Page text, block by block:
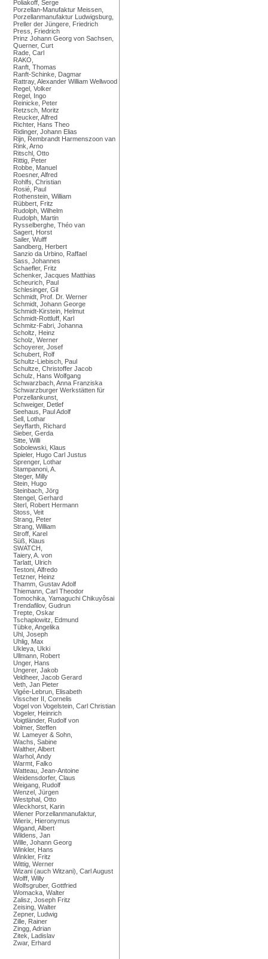
Poliakoff, Serge
Porzellan-Manufaktur Meissen,
Porzellanmanufaktur Ludwigsburg,
Preller der Jüngere, Friedrich
Press, Friedrich
Prinz Johann Georg von Sachsen,
Querner, Curt
Rade, Carl
RAKO,
Ranft, Thomas
Ranft-Schinke, Dagmar
Rattray, Alexander William Wellwood
Regel, Volker
Regel, Ingo
Reinicke, Peter
Retzsch, Moritz
Reucker, Alfred
Richter, Hans Theo
Ridinger, Johann Elias
Rijn, Rembrandt Harmenszoon van
Rink, Arno
Ritschl, Otto
Rittig, Peter
Robbe, Manuel
Roesner, Alfred
Rohlfs, Christian
Rosié, Paul
Rothenstein, William
Rübbert, Fritz
Rudolph, Wilhelm
Rudolph, Martin
Rysselberghe, Théo van
Sagert, Horst
Sailer, Wulff
Sandberg, Herbert
Sanzio da Urbino, Raffael
Sass, Johannes
Schaefler, Fritz
Schenker, Jacques Matthias
Scheurich, Paul
Schlesinger, Gil
Schmidt, Prof. Dr. Werner
Schmidt, Johann George
Schmidt-Kirstein, Helmut
Schmidt-Rottluff, Karl
Schmitz-Fabri, Johanna
Scholtz, Heinz
Scholz, Werner
Schoyerer, Josef
Schubert, Rolf
Schultz-Liebisch, Paul
Schultze, Christoffer Jacob
Schulz, Hans Wolfgang
Schwarzbach, Anna Franziska
Schwarzburger Werkstätten für
Porzellankunst,
Schweiger, Detlef
Seehaus, Paul Adolf
Sell, Lothar
Seyffarth, Richard
Sieber, Gerda
Sitte, Willi
Sobolewski, Klaus
Spieler, Hugo Carl Justus
Sprenger, Lothar
Stampanoni, A.
Steger, Milly
Stein, Hugo
Steinbach, Jörg
Stengel, Gerhard
Sterl, Robert Hermann
Stoss, Veit
Strang, Peter
Strang, William
Stroff, Karel
Süß, Klaus
SWATCH,
Taiery, A. von
Tarlatt, Ulrich
Testoni, Alfredo
Tetzner, Heinz
Thamm, Gustav Adolf
Thiemann, Carl Theodor
Tomochika, Yamaguchi Chikuyôsai
Trendafilov, Gudrun
Trepte, Oskar
Tschaplowitz, Edmund
Tübke, Angelika
Uhl, Joseph
Uhlig, Max
Ukleya, Ukki
Ullmann, Robert
Unger, Hans
Ungerer, Jakob
Veldheer, Jacob Gerard
Veth, Jan Pieter
Vigée-Lebrun, Elisabeth
Visscher II, Cornelis
Vogel von Vogelstein, Carl Christian
Vogeler, Heinrich
Voigtländer, Rudolf von
Volmer, Steffen
W. Lameyer & Sohn,
Wachs, Sabine
Walther, Albert
Warhol, Andy
Warmt, Falko
Watteau, Jean-Antoine
Weidensdorfer, Claus
Weigang, Rudolf
Wenzel, Jürgen
Westphal, Otto
Wieckhorst, Karin
Wiener Porzellanmanufaktur,
Wierix, Hieronymus
Wigand, Albert
Wildens, Jan
Wille, Johann Georg
Winkler, Hans
Winkler, Fritz
Wittig, Werner
Wizani (auch Witzani), Carl August
Wolff, Willy
Wolfsgruber, Gottfried
Womacka, Walter
Zalisz, Joseph Fritz
Zeising, Walter
Zepner, Ludwig
Zille, Rainer
Zingg, Adrian
Zitek, Ladislav
Zwar, Erhard